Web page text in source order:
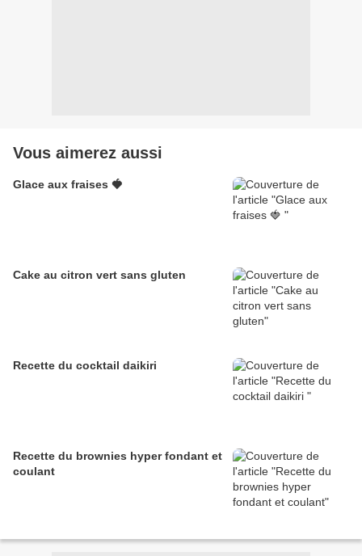
Vous aimerez aussi
Glace aux fraises 🍓
Cake au citron vert sans gluten
Recette du cocktail daikiri
Recette du brownies hyper fondant et
coulant